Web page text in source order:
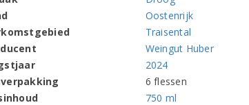
Oostenrijk
Traisental
Weingut Huber
2024
6 flessen
750 ml